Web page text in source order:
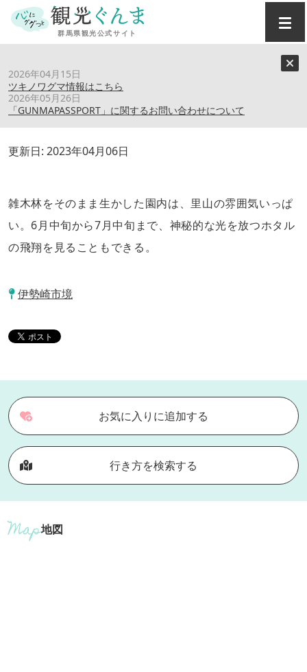
2026年04月15日
ツキノワグマ情報はこちら
2026年05月26日
「GUNMAPASSPORT」に関するお問い合わせについて
境御嶽山自然の森公園
更新日: 2023年04月06日
雑木林をそのまま生かした園内は、里山の雰囲気いっぱ
い。6月中旬から7月中旬まで、神秘的な光を放つホタル
の飛翔を見ることもできる。
伊勢崎市境
お気に入りに追加する
行き方を検索する
地図